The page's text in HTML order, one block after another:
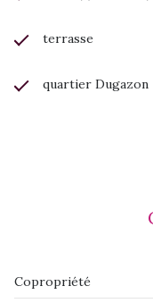
terrasse
quartier Dugazon
Copropriété